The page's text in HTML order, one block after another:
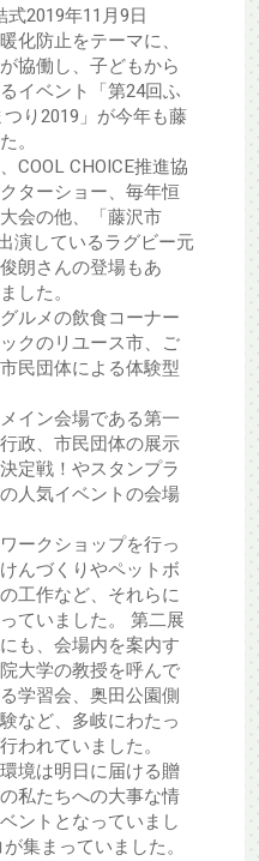
式2019年11月9日
化防止をテーマに、
協働し、子どもから
イベント「第24回ふ
り2019」が今年も藤
。
COOL CHOICE推進協
ターショー、毎年恒
会の他、「藤沢市
演しているラグビー元
朗さんの登場もあ
した。
ルメの飲食コーナー
クのリユース市、ご
民団体による体験型
イン会場である第一
政、市民団体の展示
定戦！やスタンプラ
人気イベントの会場
ークショップを行っ
んづくりやペットボ
工作など、それらに
ていました。 第二展
も、会場内を案内す
大学の教授を呼んで
学習会、奥田公園側
など、多岐にわたっ
われていました。
境は明日に届ける贈
私たちへの大事な情
ントとなっていまし
集まっていました。